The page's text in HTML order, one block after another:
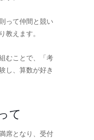
って仲間と競い
教えます。
むことで、「考
し、算数が好き
て
席となり、受付